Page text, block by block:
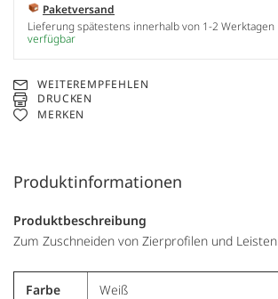
Paketversand
Lieferung spätestens innerhalb von 1-2 Werktagen
verfügbar
WEITEREMPFEHLEN
DRUCKEN
MERKEN
Produktinformationen
Produktbeschreibung
Zum Zuschneiden von Zierprofilen und Leisten
Farbe Weiß